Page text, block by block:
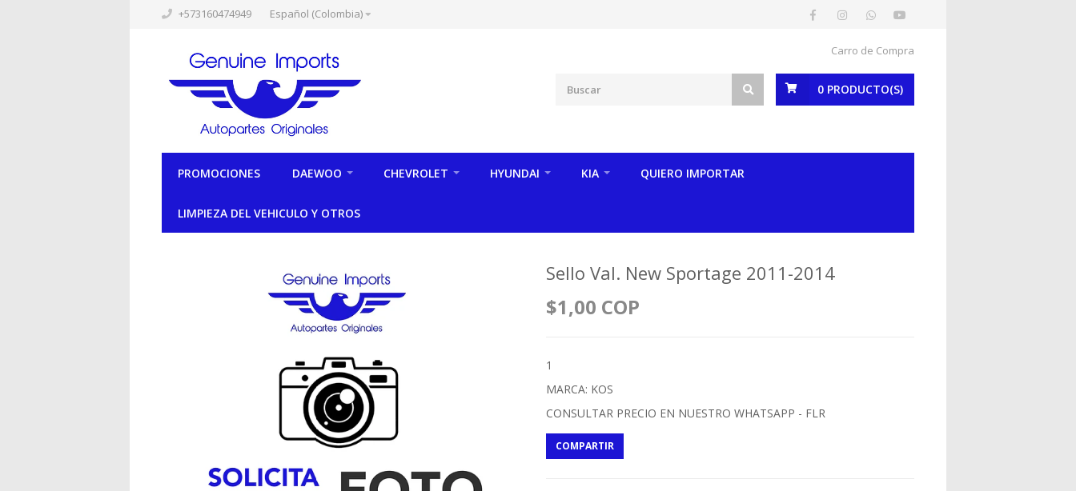
+573160474949 Español (Colombia)
Carro de Compra
0 PRODUCTO(S)
PROMOCIONES DAEWOO CHEVROLET HYUNDAI KIA QUIERO IMPORTAR
LIMPIEZA DEL VEHICULO Y OTROS
Sello Val. New Sportage 2011-2014
$1,00 COP
1
MARCA: KOS
CONSULTAR PRECIO EN NUESTRO WHATSAPP - FLR
COMPARTIR